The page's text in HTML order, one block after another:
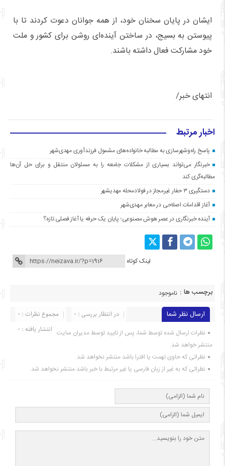
ایشان در پایان سخنان خود، از همه جوانان دعوت کردند تا با
پیوستن به بسیج، در ساختن آینده‌ای روشن برای کشور و ملت
خود مشارکت فعال داشته باشند.
انتهای خبر/
اخبار مرتبط
پاسخ راه‌وشهرسازی به مطالبه خانواده‌های مشمول فرزندآوری مهدی‌شهر
خبرنگار می‌تواند بسیاری از مشکلات جامعه را به مسئولان منتقل و برای حل آن‌ها
مطالبه‌گری کند
دستگیری ۳ حفار غیرمجاز در فولادمحله مهدیشهر
آغاز اقدامات اصلاحی در معابر مهدی‌شهر
آینده خبرنگاری در عصر هوش مصنوعی؛ پایان یک حرفه یا آغاز فصلی تازه؟
لینک کوتاه
برچسب ها : ناموجود
ارسال نظر شما مجموع نظرات : 0
در انتظار بررسی : 0
انتشار یافته : ۰ نظرات ارسال شده توسط شما، پس از تایید توسط مدیران سایت
منتشر خواهد شد.
نظراتی که حاوی تهمت یا افترا باشد منتشر نخواهد شد.
نظراتی که به غیر از زبان فارسی یا غیر مرتبط با خبر باشد منتشر نخواهد شد.